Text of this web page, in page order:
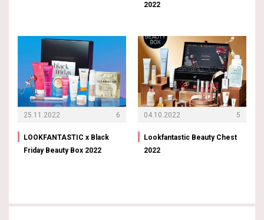
25.11.2022 6
LOOKFANTASTIC x Black
Friday Beauty Box 2022
2022
04.10.2022 5
Lookfantastic Beauty Chest
2022